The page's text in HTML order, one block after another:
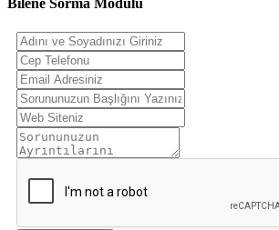
Bilene Sorma Modulü